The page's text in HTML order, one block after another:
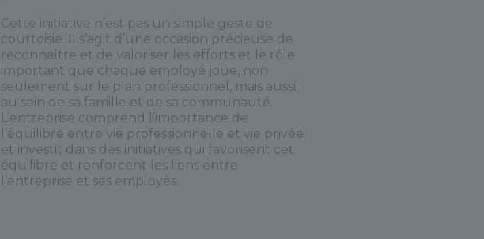
Cette initiative n’est pas un simple geste de
courtoisie. Il s’agit d’une occasion précieuse de
reconnaître et de valoriser les efforts et le rôle
important que chaque employé joue, non
seulement sur le plan professionnel, mais aussi
au sein de sa famille et de sa communauté.
L’entreprise comprend l’importance de
l’équilibre entre vie professionnelle et vie privée
et investit dans des initiatives qui favorisent cet
équilibre et renforcent les liens entre
l’entreprise et ses employés.